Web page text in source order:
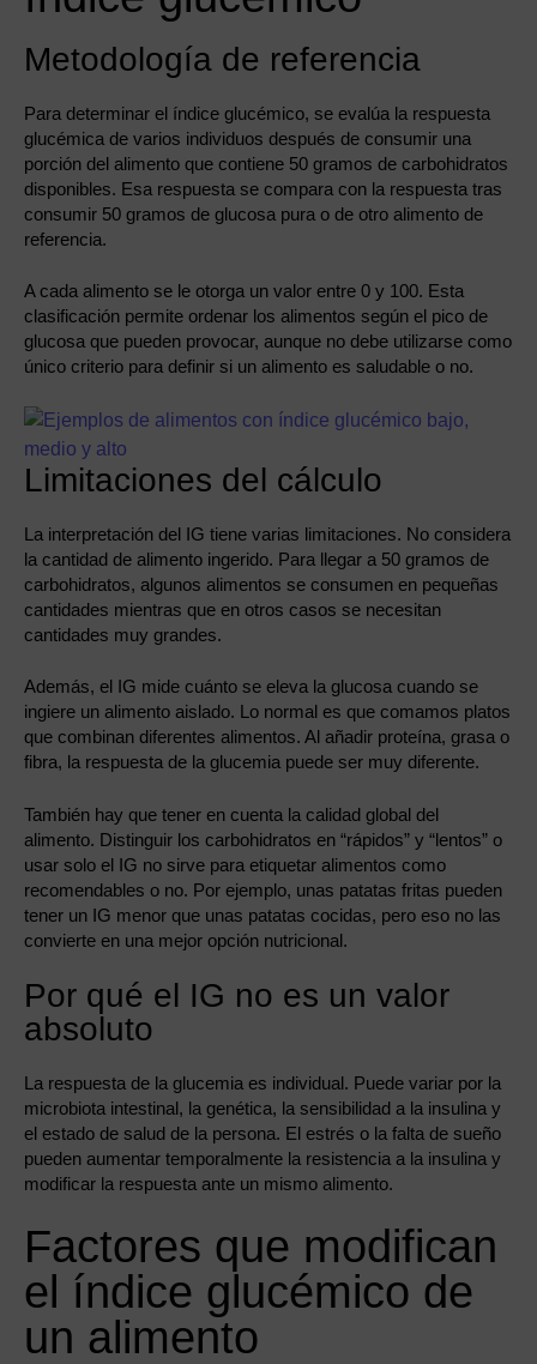
Metodología de referencia
Para determinar el índice glucémico, se evalúa la respuesta
glucémica de varios individuos después de consumir una
porción del alimento que contiene 50 gramos de carbohidratos
disponibles. Esa respuesta se compara con la respuesta tras
consumir 50 gramos de glucosa pura o de otro alimento de
referencia.
A cada alimento se le otorga un valor entre 0 y 100. Esta
clasificación permite ordenar los alimentos según el pico de
glucosa que pueden provocar, aunque no debe utilizarse como
único criterio para definir si un alimento es saludable o no.
Limitaciones del cálculo
La interpretación del IG tiene varias limitaciones. No considera
la cantidad de alimento ingerido. Para llegar a 50 gramos de
carbohidratos, algunos alimentos se consumen en pequeñas
cantidades mientras que en otros casos se necesitan
cantidades muy grandes.
Además, el IG mide cuánto se eleva la glucosa cuando se
ingiere un alimento aislado. Lo normal es que comamos platos
que combinan diferentes alimentos. Al añadir proteína, grasa o
fibra, la respuesta de la glucemia puede ser muy diferente.
También hay que tener en cuenta la calidad global del
alimento. Distinguir los carbohidratos en “rápidos” y “lentos” o
usar solo el IG no sirve para etiquetar alimentos como
recomendables o no. Por ejemplo, unas patatas fritas pueden
tener un IG menor que unas patatas cocidas, pero eso no las
convierte en una mejor opción nutricional.
Por qué el IG no es un valor
absoluto
La respuesta de la glucemia es individual. Puede variar por la
microbiota intestinal, la genética, la sensibilidad a la insulina y
el estado de salud de la persona. El estrés o la falta de sueño
pueden aumentar temporalmente la resistencia a la insulina y
modificar la respuesta ante un mismo alimento.
Factores que modifican
el índice glucémico de
un alimento